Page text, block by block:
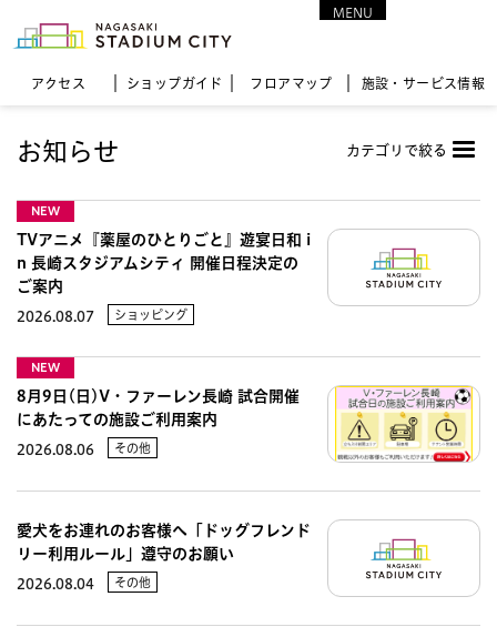
アクセス ショップガイド フロア マップ 施設・サービス情報
MENU
お知らせ カテゴリで絞る
NEW
TVアニメ『薬屋のひとりごと』遊宴日和 i
n 長崎スタジアムシティ 開催日程決定の
ご案内
2026.08.07 ショッピング
NEW
8月9日(日)V・ファーレン長崎 試合開催
にあたっての施設ご利用案内
2026.08.06 その他
愛犬をお連れのお客様へ「ドッグフレンド
リー利用ルール」遵守のお願い
2026.08.04 その他